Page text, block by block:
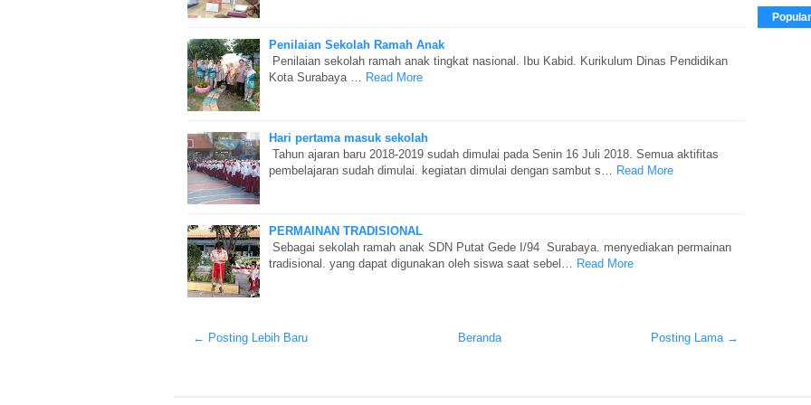
Penilaian Sekolah Ramah Anak
Penilaian sekolah ramah anak tingkat nasional. Ibu Kabid. Kurikulum Dinas Pendidikan
Kota Surabaya …
Read More
Hari pertama masuk sekolah
Tahun ajaran baru 2018-2019 sudah dimulai pada Senin 16 Juli 2018. Semua aktifitas
pembelajaran sudah dimulai. kegiatan dimulai dengan sambut s…
Read More
PERMAINAN TRADISIONAL
Sebagai sekolah ramah anak SDN Putat Gede I/94 Surabaya. menyediakan permainan
tradisional. yang dapat digunakan oleh siswa saat sebel…
Read More
← Posting Lebih Baru Posting Lama →
Beranda
Popular